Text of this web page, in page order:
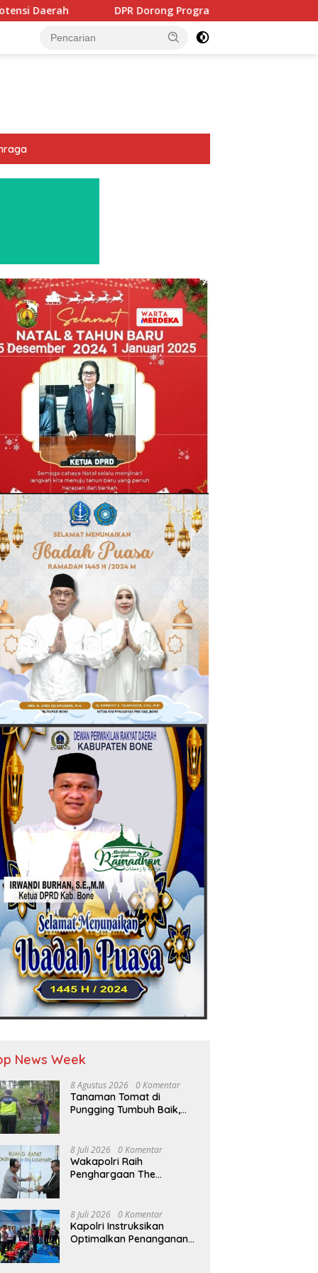
Dorong Program PTSL dan Percepatan Sertifikasi Tanah
News Week
8 Agustus 2026 0 Komentar
Tanaman Tomat di
Pungging Tumbuh Baik,
Pangan Nasional
8 Juli 2026 0 Komentar
Wakapolri Raih
Penghargaan The
Akademisi Apresiasi
Reformasi dan
Transformasi Polri
8 Juli 2026 0 Komentar
Kapolri Instruksikan
Optimalkan Penanganan